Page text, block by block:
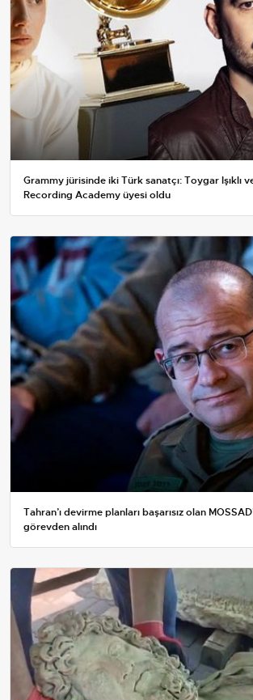
Grammy jürisinde iki Türk sanatçı: Toygar Işıklı
Recording Academy üyesi oldu
Tahran’ı devirme planları başarısız olan
görevden alındı